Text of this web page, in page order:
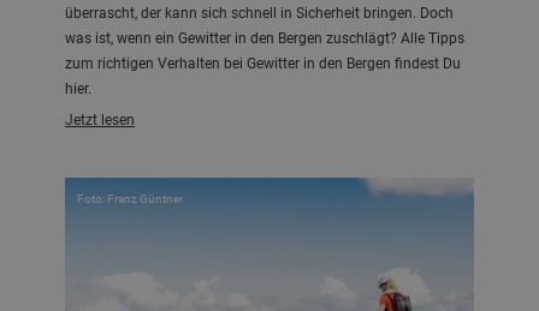
überrascht, der kann sich schnell in Sicherheit bringen. Doch
was ist, wenn ein Gewitter in den Bergen zuschlägt? Alle Tipps
zum richtigen Verhalten bei Gewitter in den Bergen findest Du
hier.
Jetzt lesen
Foto: Franz Güntner